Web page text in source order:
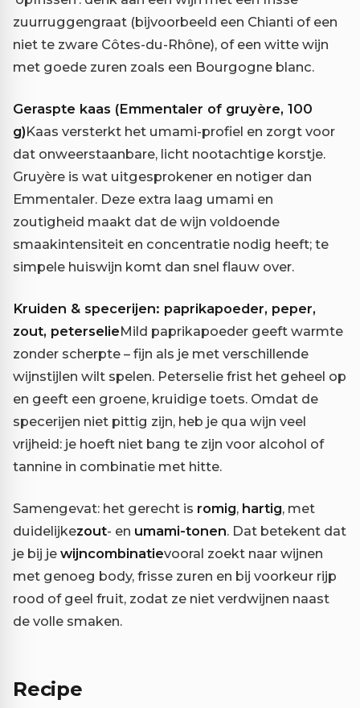
zuurruggengraat (bijvoorbeeld een Chianti of een
niet te zware Côtes-du-Rhône), of een witte wijn
met goede zuren zoals een Bourgogne blanc.
Geraspte kaas (Emmentaler of gruyère, 100
g)Kaas versterkt het umami-profiel en zorgt voor
dat onweerstaanbare, licht nootachtige korstje.
Gruyère is wat uitgesprokener en notiger dan
Emmentaler. Deze extra laag umami en
zoutigheid maakt dat de wijn voldoende
smaakintensiteit en concentratie nodig heeft; te
simpele huiswijn komt dan snel flauw over.
Kruiden & specerijen: paprikapoeder, peper,
zout, peterselieMild paprikapoeder geeft warmte
zonder scherpte – fijn als je met verschillende
wijnstijlen wilt spelen. Peterselie frist het geheel op
en geeft een groene, kruidige toets. Omdat de
specerijen niet pittig zijn, heb je qua wijn veel
vrijheid: je hoeft niet bang te zijn voor alcohol of
tannine in combinatie met hitte.
Samengevat: het gerecht is romig, hartig, met
duidelijkezout- en umami-tonen. Dat betekent dat
je bij je wijncombinatievooral zoekt naar wijnen
met genoeg body, frisse zuren en bij voorkeur rijp
rood of geel fruit, zodat ze niet verdwijnen naast
de volle smaken.
Recipe